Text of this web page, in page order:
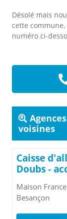
Désolé mais
cette
numéro ci-
voisines
Caisse
Doubs -
Maison
Besançon